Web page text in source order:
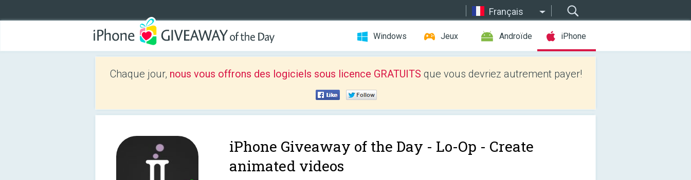
Français
Windows Jeux Androïde iPhone
Chaque jour, nous vous offrons des logiciels sous licence GRATUITS que vous devriez autrement payer!
iPhone Giveaway of the Day - Lo-Op - Create
animated videos